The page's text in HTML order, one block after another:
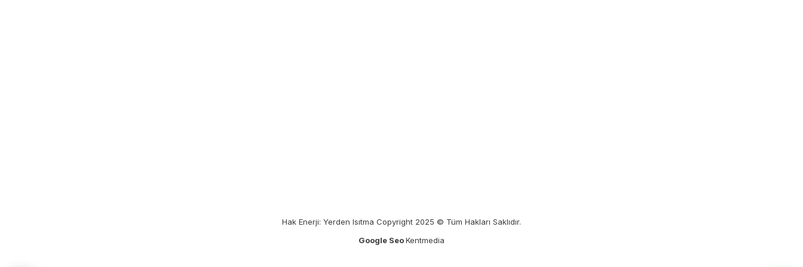
Hak Enerji: Yerden Isıtma Copyright 2025 © Tüm Hakları Saklıdır.
Google SeoKentmedia